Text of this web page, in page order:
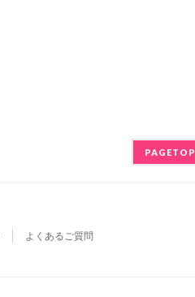
PAGETOP
よくあるご質問